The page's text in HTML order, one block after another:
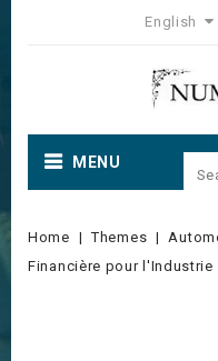
English
MENU
Home Themes
Financière pour